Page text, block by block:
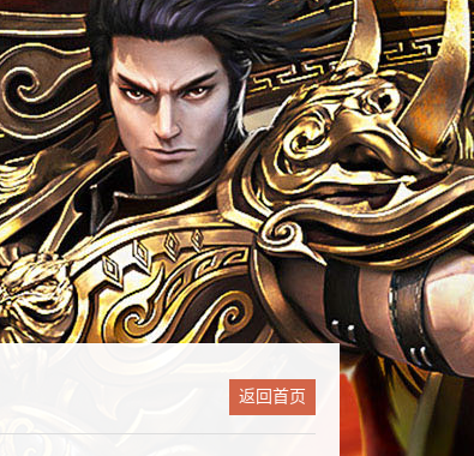
返回首页